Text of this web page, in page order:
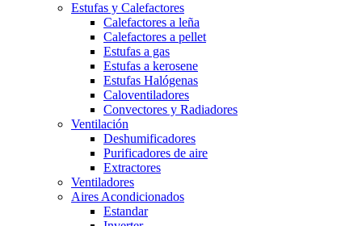
Estufas y Calefactores
Calefactores a leña
Calefactores a pellet
Estufas a gas
Estufas a kerosene
Estufas Halógenas
Caloventiladores
Convectores y Radiadores
Ventilación
Deshumificadores
Purificadores de aire
Extractores
Ventiladores
Aires Acondicionados
Estandar